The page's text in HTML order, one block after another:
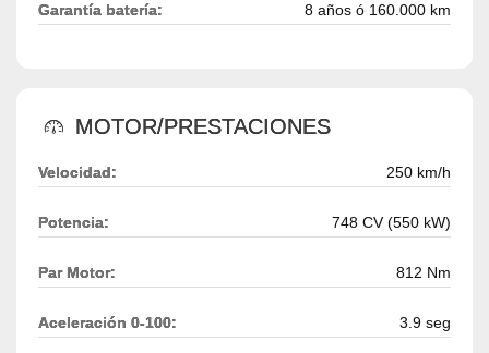
Garantía batería: 8 años ó 160.000 km
MOTOR/PRESTACIONES
Velocidad: 250 km/h
Potencia: 748 CV (550 kW)
Par Motor: 812 Nm
Aceleración 0-100: 3.9 seg